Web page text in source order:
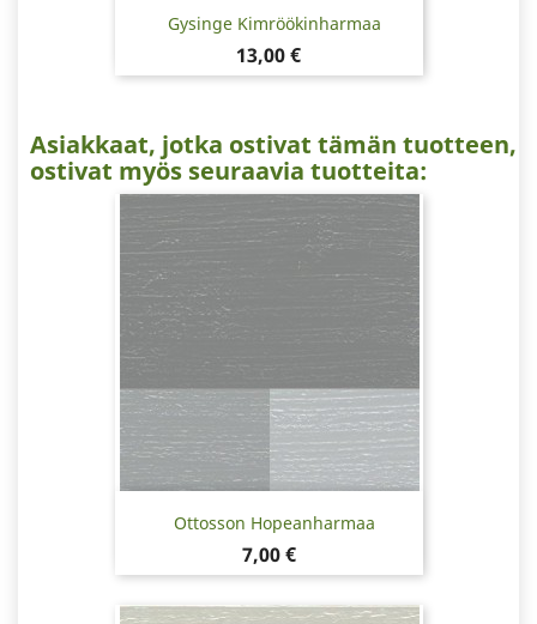
Gysinge Kimröökinharmaa
Hinta
13,00 €
Asiakkaat, jotka ostivat tämän tuotteen,
ostivat myös seuraavia tuotteita:
Ottosson Hopeanharmaa
Hinta
7,00 €